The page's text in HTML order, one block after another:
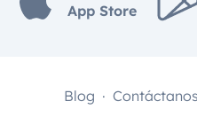
App Store
Blog Contáctanos